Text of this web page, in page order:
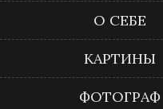
О СЕБЕ
КАРТИНЫ
ФОТОГРАФ